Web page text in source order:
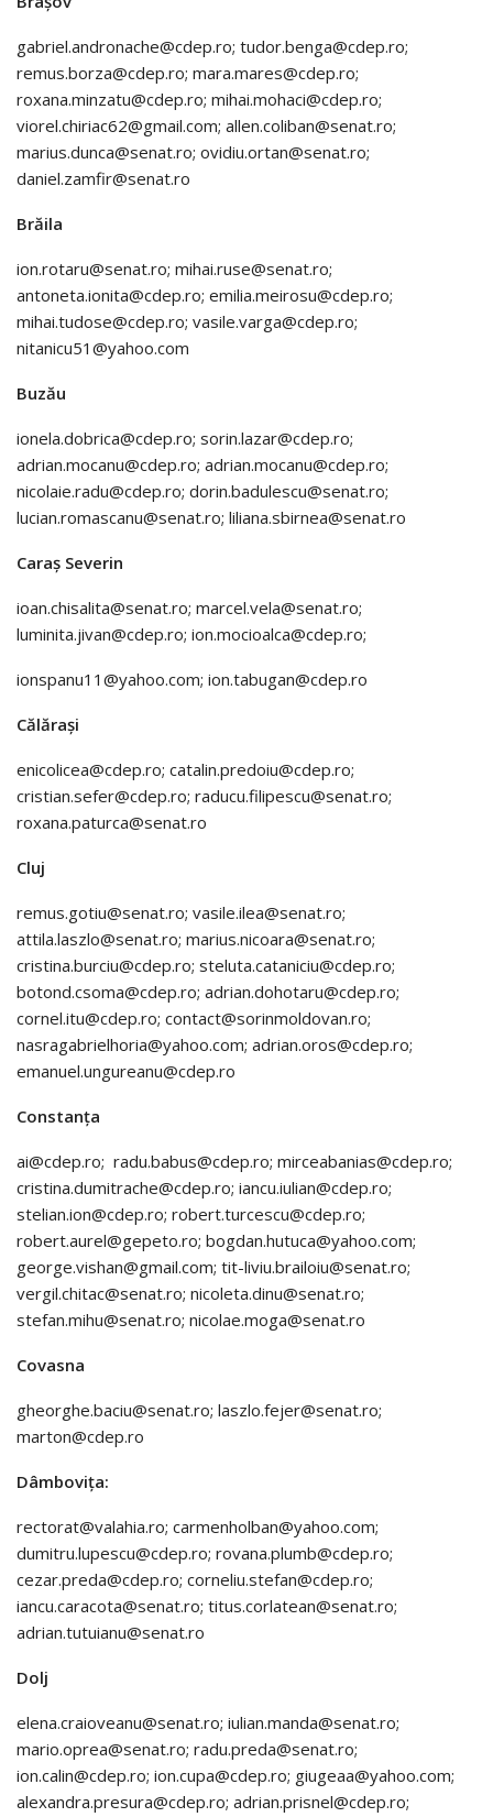
gabriel.andronache@cdep.ro; tudor.benga@cdep.ro;
remus.borza@cdep.ro; mara.mares@cdep.ro;
roxana.minzatu@cdep.ro; mihai.mohaci@cdep.ro;
viorel.chiriac62@gmail.com; allen.coliban@senat.ro;
marius.dunca@senat.ro; ovidiu.ortan@senat.ro;
daniel.zamfir@senat.ro
Brăila
ion.rotaru@senat.ro; mihai.ruse@senat.ro;
antoneta.ionita@cdep.ro; emilia.meirosu@cdep.ro;
mihai.tudose@cdep.ro; vasile.varga@cdep.ro;
nitanicu51@yahoo.com
Buzău
ionela.dobrica@cdep.ro; sorin.lazar@cdep.ro;
adrian.mocanu@cdep.ro; adrian.mocanu@cdep.ro;
nicolaie.radu@cdep.ro; dorin.badulescu@senat.ro;
lucian.romascanu@senat.ro; liliana.sbirnea@senat.ro
Caraș Severin
ioan.chisalita@senat.ro; marcel.vela@senat.ro;
luminita.jivan@cdep.ro; ion.mocioalca@cdep.ro;
ionspanu11@yahoo.com; ion.tabugan@cdep.ro
Călărași
enicolicea@cdep.ro; catalin.predoiu@cdep.ro;
cristian.sefer@cdep.ro; raducu.filipescu@senat.ro;
roxana.paturca@senat.ro
Cluj
remus.gotiu@senat.ro; vasile.ilea@senat.ro;
attila.laszlo@senat.ro; marius.nicoara@senat.ro;
cristina.burciu@cdep.ro; steluta.cataniciu@cdep.ro;
botond.csoma@cdep.ro; adrian.dohotaru@cdep.ro;
cornel.itu@cdep.ro; contact@sorinmoldovan.ro;
nasragabrielhoria@yahoo.com; adrian.oros@cdep.ro;
emanuel.ungureanu@cdep.ro
Constanța
ai@cdep.ro; radu.babus@cdep.ro; mirceabanias@cdep.ro;
cristina.dumitrache@cdep.ro; iancu.iulian@cdep.ro;
stelian.ion@cdep.ro; robert.turcescu@cdep.ro;
robert.aurel@gepeto.ro; bogdan.hutuca@yahoo.com;
george.vishan@gmail.com; tit-liviu.brailoiu@senat.ro;
vergil.chitac@senat.ro; nicoleta.dinu@senat.ro;
stefan.mihu@senat.ro; nicolae.moga@senat.ro
Covasna
gheorghe.baciu@senat.ro; laszlo.fejer@senat.ro;
marton@cdep.ro
Dâmbovița:
rectorat@valahia.ro; carmenholban@yahoo.com;
dumitru.lupescu@cdep.ro; rovana.plumb@cdep.ro;
cezar.preda@cdep.ro; corneliu.stefan@cdep.ro;
iancu.caracota@senat.ro; titus.corlatean@senat.ro;
adrian.tutuianu@senat.ro
Dolj
elena.craioveanu@senat.ro; iulian.manda@senat.ro;
mario.oprea@senat.ro; radu.preda@senat.ro;
ion.calin@cdep.ro; ion.cupa@cdep.ro; giugeaa@yahoo.com;
alexandra.presura@cdep.ro; adrian.prisnel@cdep.ro;